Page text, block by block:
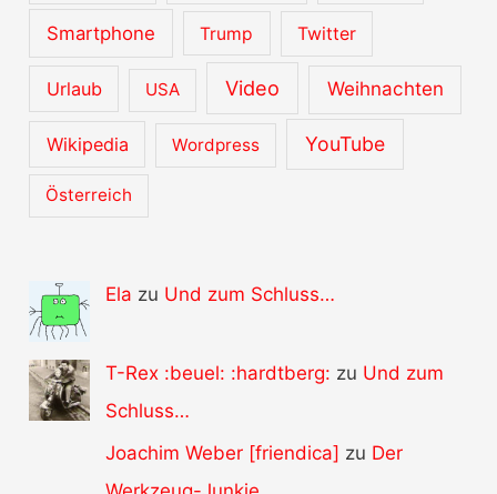
Smartphone Trump Twitter
Urlaub USA Video Weihnachten
Wikipedia Wordpress YouTube
Österreich
Ela zu Und zum Schluss…
T-Rex :beuel: :hardtberg: zu Und zum
Schluss…
Joachim Weber [friendica] zu Der